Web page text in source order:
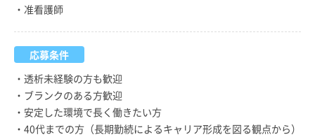
・准看護師
応募条件
・透析未経験の方も歓迎
・ブランクのある方歓迎
・安定した環境で長く働きたい方
・40代までの方（長期勤続によるキャリア形成を図る観点から）